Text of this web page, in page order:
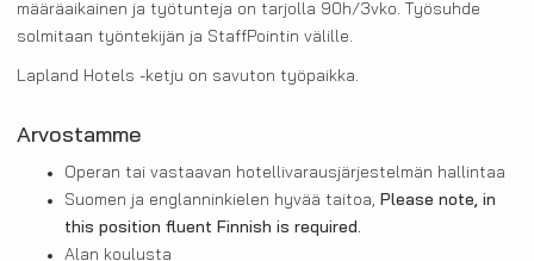
määräaikainen ja työtunteja on tarjolla 90h/3vko. Työsuhde
solmitaan työntekijän ja StaffPointin välille.
Lapland Hotels -ketju on savuton työpaikka.
Arvostamme
Operan tai vastaavan hotellivarausjärjestelmän hallintaa
Suomen ja englanninkielen hyvää taitoa, Please note, in
this position fluent Finnish is required.
Alan koulusta